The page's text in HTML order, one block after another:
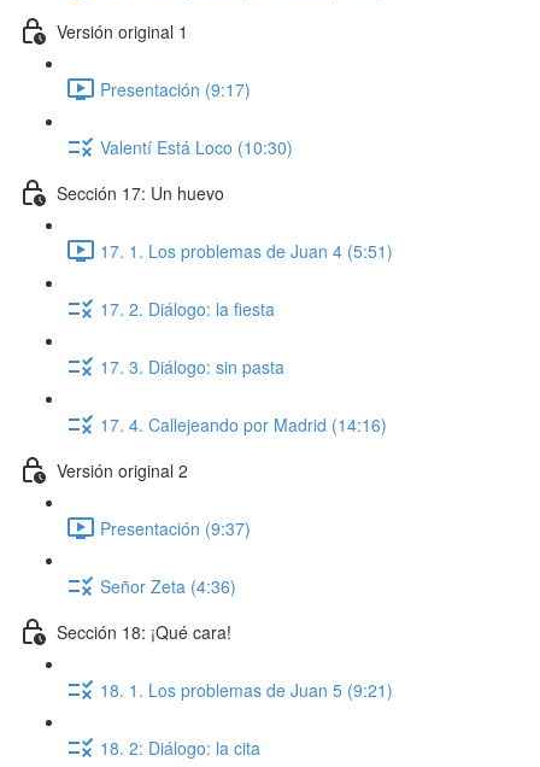
Versión original 1
Presentación (9:17)
Valentí Está Loco (10:30)
Sección 17: Un huevo
17. 1. Los problemas de Juan 4 (5:51)
17. 2. Diálogo: la fiesta
17. 3. Diálogo: sin pasta
17. 4. Callejeando por Madrid (14:16)
Versión original 2
Presentación (9:37)
Señor Zeta (4:36)
Sección 18: ¡Qué cara!
18. 1. Los problemas de Juan 5 (9:21)
18. 2: Diálogo: la cita